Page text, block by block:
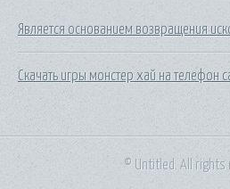
Является основанием возвращения
Скачать игры монстер хай на телефон
© Untitled. All rights